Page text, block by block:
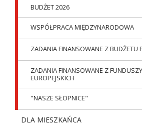
BUDŻET 2026
WSPÓŁPRACA MIĘDZYNARODOWA
ZADANIA FINANSOWANE Z BUDŻETU
ZADANIA FINANSOWANE Z FUNDUSZY
EUROPEJSKICH
"NASZE SŁOPNICE"
DLA MIESZKAŃCA